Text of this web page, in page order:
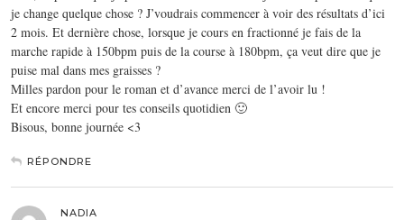
je change quelque chose ? J’voudrais commencer à voir des résultats d’ici
2 mois. Et dernière chose, lorsque je cours en fractionné je fais de la
marche rapide à 150bpm puis de la course à 180bpm, ça veut dire que je
puise mal dans mes graisses ?
Milles pardon pour le roman et d’avance merci de l’avoir lu !
Et encore merci pour tes conseils quotidien 🙂
Bisous, bonne journée <3
RÉPONDRE
NADIA